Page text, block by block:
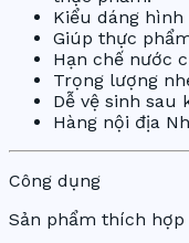
Kiểu dáng hình
Giúp thực
Hạn chế nước
Trọng lượng
Dễ vệ sinh sau
Hàng nội địa
Công dụng
Sản phẩm thích hợp